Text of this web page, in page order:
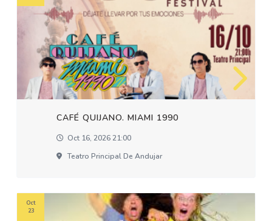
CAFÉ QUIJANO. MIAMI 1990
Oct 16, 2026 21:00
Teatro Principal De Andujar
Oct
23